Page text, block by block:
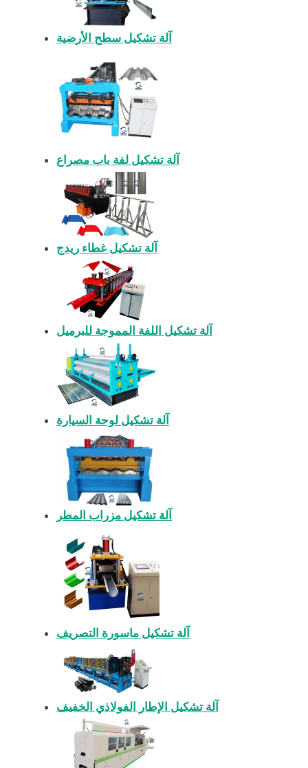
آلة تشكيل سطح الأرضية
آلة تشكيل لفة باب مصراع
آلة تشكيل غطاء ريدج
آلة تشكيل اللفة المموجة للبرميل
آلة تشكيل لوحة السيارة
آلة تشكيل مزراب المطر
آلة تشكيل ماسورة التصريف
آلة تشكيل الإطار الفولاذي الخفيف